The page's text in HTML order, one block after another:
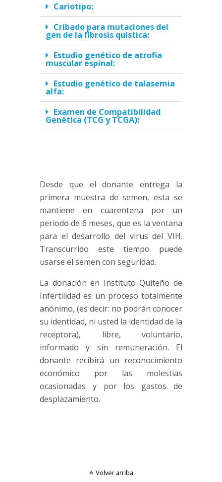
Cariotipo:
Cribado para mutaciones del
gen de la fibrosis quística:
Estudio genético de atrofia
muscular espinal:
Estudio genético de talasemia
alfa:
Examen de Compatibilidad
Genética (TCG y TCGA):
Desde que el donante entrega la
primera muestra de semen, esta se
mantiene en cuarentena por un
periodo de 6 meses, que es la ventana
para el desarrollo del virus del VIH.
Transcurrido este tiempo puede
usarse el semen con seguridad.
La donación en Instituto Quiteño de
Infertilidad es un proceso totalmente
anónimo, (es decir: no podrán conocer
su identidad, ni usted la identidad de la
receptora), libre, voluntario,
informado y sin remuneración. El
donante recibirá un reconocimiento
económico por las molestias
ocasionadas y por los gastos de
desplazamiento.
Volver arriba